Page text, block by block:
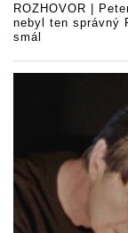
ROZHOVOR |
nebyl ten správný
smál